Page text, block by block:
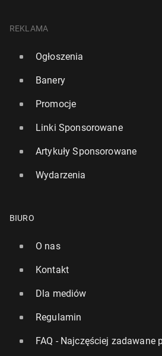
REKLAMA
Ogłoszenia
Banery
Promocje
Linki Sponsorowane
Artykuły Sponsorowane
Wydarzenia
BIURO
O nas
Kontakt
Dla mediów
Regulamin
FAQ - Najczęściej zadawane